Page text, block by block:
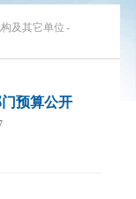
及其它单位 -
预算公开